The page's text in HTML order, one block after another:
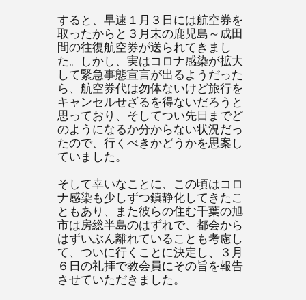
すると、早速１月３日には航空券を
取ったからと３月末の鹿児島～成田
間の往復航空券が送られてきまし
た。しかし、実はコロナ感染が拡大
して緊急事態宣言が出るようだった
ら、航空券代は勿体ないけど旅行を
キャンセルせざるを得ないだろうと
思っており、そしてつい先日までど
のようになるか分からない状況だっ
たので、行くべきかどうかを思案し
ていました。
そして幸いなことに、この頃はコロ
ナ感染も少しずつ鎮静化してきたこ
ともあり、また彼らの住む千葉の旭
市は房総半島のはずれで、都会から
はずいぶん離れていることも考慮し
て、ついに行くことに決定し、３月
６日の礼拝で教会員にその旨を報告
させていただきました。